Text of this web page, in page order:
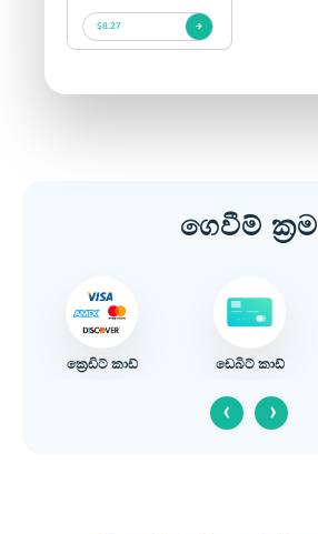
$8.27
ගෙවීම් ක්‍රම
ක්‍රෙඩිට් කාඩ් ඩෙබිට් කාඩ්
‹ ›